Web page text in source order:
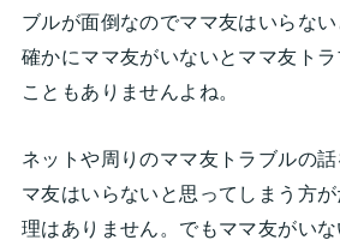
ブルが面倒なのでママ友はいらない
確かにママ友がいないとママ友ト
こともありませんよね。
ネットや周りのママ友トラブルの
マ友はいらないと思ってしまう方
理はありません。でもママ友がい